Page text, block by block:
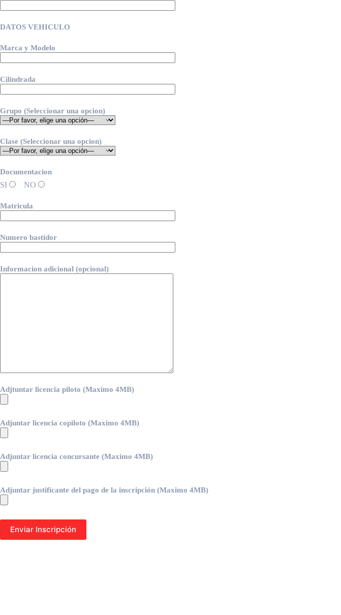
DATOS VEHICULO
Marca y Modelo
Cilindrada
Grupo (Seleccionar una opcion)
Clase (Seleccionar una opcion)
Documentacion
SI NO
Matricula
Numero bastidor
Informacion adicional (opcional)
Adjtuntar licencia piloto (Maximo 4MB)
Adjuntar licencia copiloto (Maximo 4MB)
Adjuntar licencia concursante (Maximo 4MB)
Adjuntar justificante del pago de la inscripción (Maximo 4MB)